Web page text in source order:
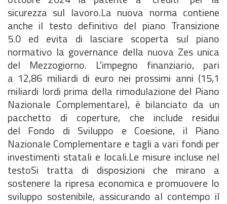
sicurezza sul lavoro.La nuova norma contiene
anche il testo definitivo del piano Transizione
5.0 ed evita di lasciare scoperta sul piano
normativo la governance della nuova Zes unica
del Mezzogiorno. L'impegno finanziario, pari
a 12,86 miliardi di euro nei prossimi anni (15,1
miliardi lordi prima della rimodulazione del Piano
Nazionale Complementare), è bilanciato da un
pacchetto di coperture, che include residui
del Fondo di Sviluppo e Coesione, il Piano
Nazionale Complementare e tagli a vari fondi per
investimenti statali e locali.Le misure incluse nel
testoSi tratta di disposizioni che mirano a
sostenere la ripresa economica e promuovere lo
sviluppo sostenibile, assicurando al contempo il